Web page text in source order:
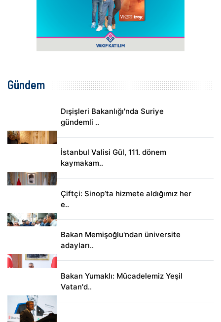
Gündem
Dışişleri Bakanlığı'nda Suriye
gündemli ..
İstanbul Valisi Gül, 111. dönem
kaymakam..
Çiftçi: Sinop’ta hizmete aldığımız her
e..
Bakan Memişoğlu'ndan üniversite
adayları..
Bakan Yumaklı: Mücadelemiz Yeşil
Vatan'd..